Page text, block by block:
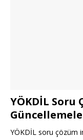
YÖKDİL Soru
YÖKDİL soru çözüm